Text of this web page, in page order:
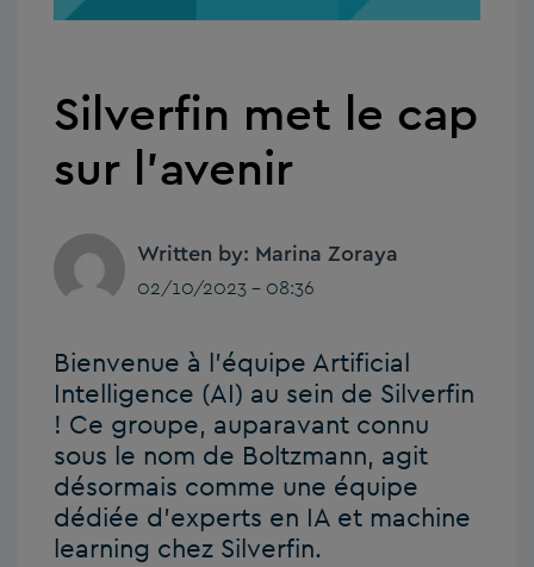
Silverfin met le cap
sur l’avenir
Written by: Marina Zoraya
02/10/2023 - 08:36
Bienvenue à l’équipe Artificial
Intelligence (AI) au sein de Silverfin
! Ce groupe, auparavant connu
sous le nom de Boltzmann, agit
désormais comme une équipe
dédiée d’experts en IA et machine
learning chez Silverfin.